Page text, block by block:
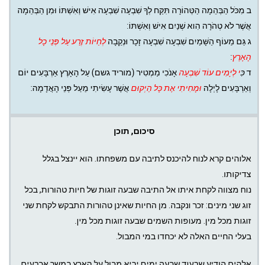
ב מִכֹּל הַבְּהֵמָה הַטְּהוֹרָה תִּקַּח לְךָ שִׁבְעָה שִׁבְעָה אִישׁ וְאִשְׁתּוֹ וּמִן הַבְּהֵמָה
אֲשֶׁר לֹא טְהֹרָה הִוא שְׁנַיִם אִישׁ וְאִשְׁתּוֹ:
גגַּם מֵעוֹף הַשָּׁמַיִם שִׁבְעָה שִׁבְעָה זָכָר וּנְקֵבָהלְחַיּוֹת זֶרַעעַל פְּנֵי כָל
הָאָרֶץ:
דכִּי לְיָמִים עוֹד שִׁבְעָהאָנֹכִי מַמְטִיר (מוריד גשם) עַל הָאָרֶץ אַרְבָּעִים יוֹם
וְאַרְבָּעִים לָיְלָה וּמָחִיתִי אֶת כָּל הַיְקוּםאֲשֶׁר עָשִׂיתִי מֵעַל פְּנֵי הָאֲדָמָה:
סיכום, תוכן
אלוהים קרא לנוח להיכנס לתיבה עם משפחתו. הוא יינצל בגלל
צדיקותו.
נוח מצווה לקחת איתו אל התיבה שבעה זוגות של חיות טהורות, בכל
זוג שני מינים: זכר ונקבה. מן החיות שאינן טהורות התבקש לקחת שני
זוגות מכל מין. מעופות השמים שבעה זוגות מכל מין.
בעלי החיים האלה לא יכחדו במי המבול.